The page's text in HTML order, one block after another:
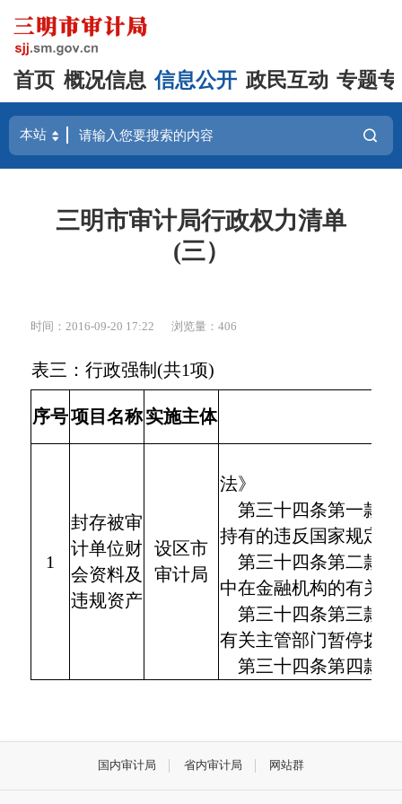
首页 概况信息 信息公开 政民互动 专题
三明市审计局行政权力清单
(三）
时间：2016-09-20 17:22 浏览量：406
表三：行政强制(共1项)
序号项目名称实施主体
1
封存被审
计单位财
会资料及
违规资产
设区市
审计局
法》
第三十四条第一款
持有的违反国家规定
第三十四条第二款
中在金融机构的有关
第三十四条第三款
有关主管部门暂停拨
第三十四条第四款
国内审计局 省内审计局 网站群